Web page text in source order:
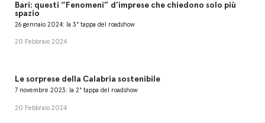
Bari: questi “Fenomeni” d’imprese che chiedono solo più
spazio
26 gennaio 2024: la 3° tappa del roadshow
20 Febbraio 2024
Le sorprese della Calabria sostenibile
7 novembre 2023: la 2° tappa del roadshow
20 Febbraio 2024